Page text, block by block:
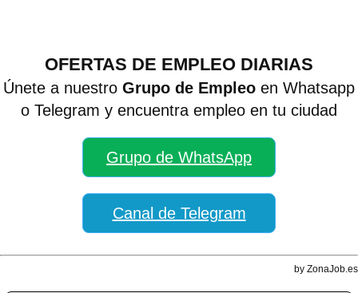
OFERTAS DE EMPLEO DIARIAS
Únete a nuestro Grupo de Empleo en Whatsapp
o Telegram y encuentra empleo en tu ciudad
Grupo de WhatsApp
Canal de Telegram
by ZonaJob.es